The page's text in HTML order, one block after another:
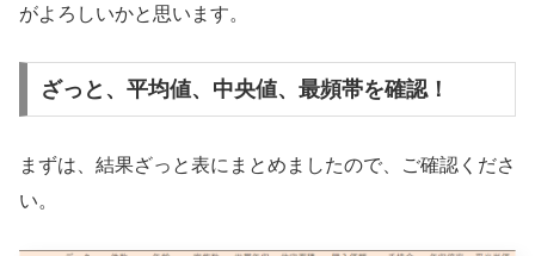
がよろしいかと思います。
ざっと、平均値、中央値、最頻帯を確認！
まずは、結果ざっと表にまとめましたので、ご確認くださ
い。